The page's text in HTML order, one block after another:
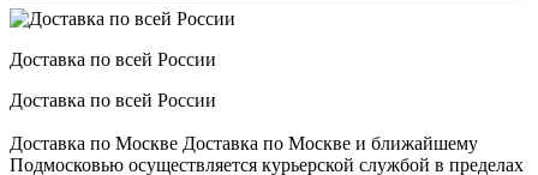
Доставка по всей России
Доставка по всей России
Доставка по Москве Доставка по Москве и ближайшему
Подмосковью осуществляется курьерской службой в пределах